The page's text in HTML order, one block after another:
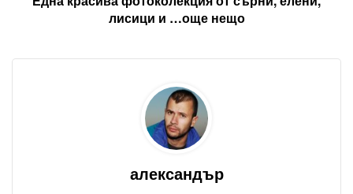
лисици и …още нещо
александър